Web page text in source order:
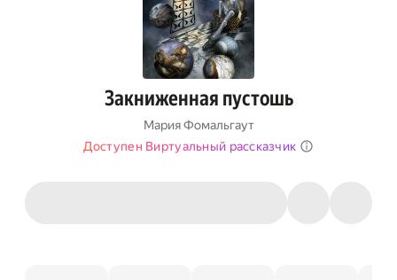
Закниженная пустошь
Мария Фомальгаут
Доступен Виртуальный рассказчик